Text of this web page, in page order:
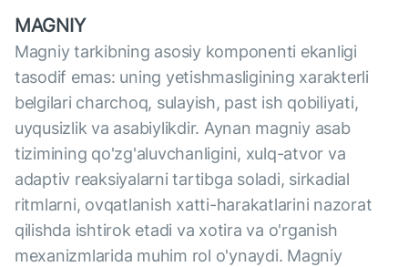
MAGNIY
Magniy tarkibning asosiy komponenti ekanligi
tasodif emas: uning yetishmasligining xarakterli
belgilari charchoq, sulayish, past ish qobiliyati,
uyqusizlik va asabiylikdir. Aynan magniy asab
tizimining qo'zg'aluvchanligini, xulq-atvor va
adaptiv reaksiyalarni tartibga soladi, sirkadial
ritmlarni, ovqatlanish xatti-harakatlarini nazorat
qilishda ishtirok etadi va xotira va o'rganish
mexanizmlarida muhim rol o'ynaydi. Magniy